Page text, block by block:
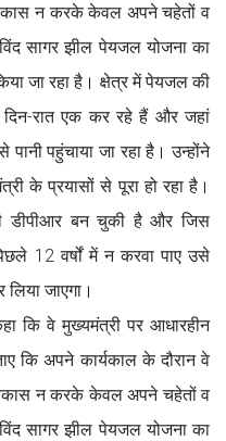
न करके केवल अपने चहेतों व
सागर झील पेयजल योजना का
जा रहा है। क्षेत्र में पेयजल की
रात एक कर रहे हैं और जहां
पहुंचाया जा रहा है। उन्होंने
के प्रयासों से पूरा हो रहा है।
डीपीआर बन चुकी है और जिस
12 वर्षों में न करवा पाए उसे
जाएगा।
कि वे मुख्यमंत्री पर आधारहीन
कि अपने कार्यकाल के दौरान वे
न करके केवल अपने चहेतों व
सागर झील पेयजल योजना का